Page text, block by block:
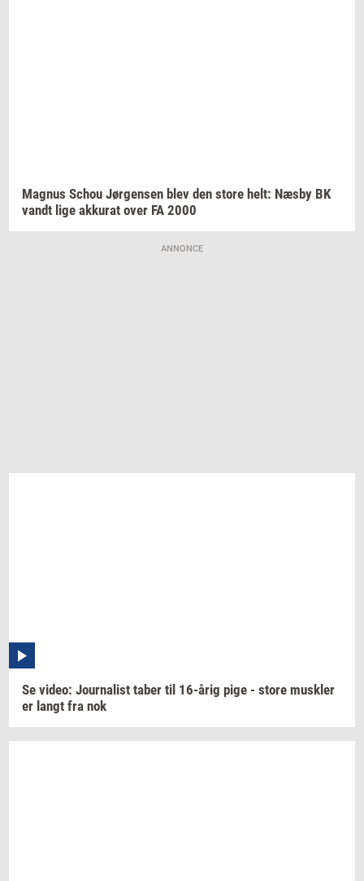
Magnus Schou Jør­gen­sen blev den store helt: Næsby BK
vandt lige ak­ku­rat over FA 2000
ANNONCE
Se video: Jour­na­list taber til 16-årig pige - store mus­k­ler
er langt fra nok